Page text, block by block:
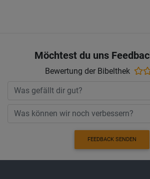
Möchtest du uns
Bewertung der Bibelthek
FEEDBACK SENDEN